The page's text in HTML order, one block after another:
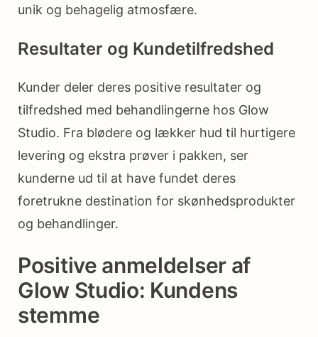
unik og behagelig atmosfære.
Resultater og Kundetilfredshed
Kunder deler deres positive resultater og
tilfredshed med behandlingerne hos Glow
Studio. Fra blødere og lækker hud til hurtigere
levering og ekstra prøver i pakken, ser
kunderne ud til at have fundet deres
foretrukne destination for skønhedsprodukter
og behandlinger.
Positive anmeldelser af
Glow Studio: Kundens
stemme